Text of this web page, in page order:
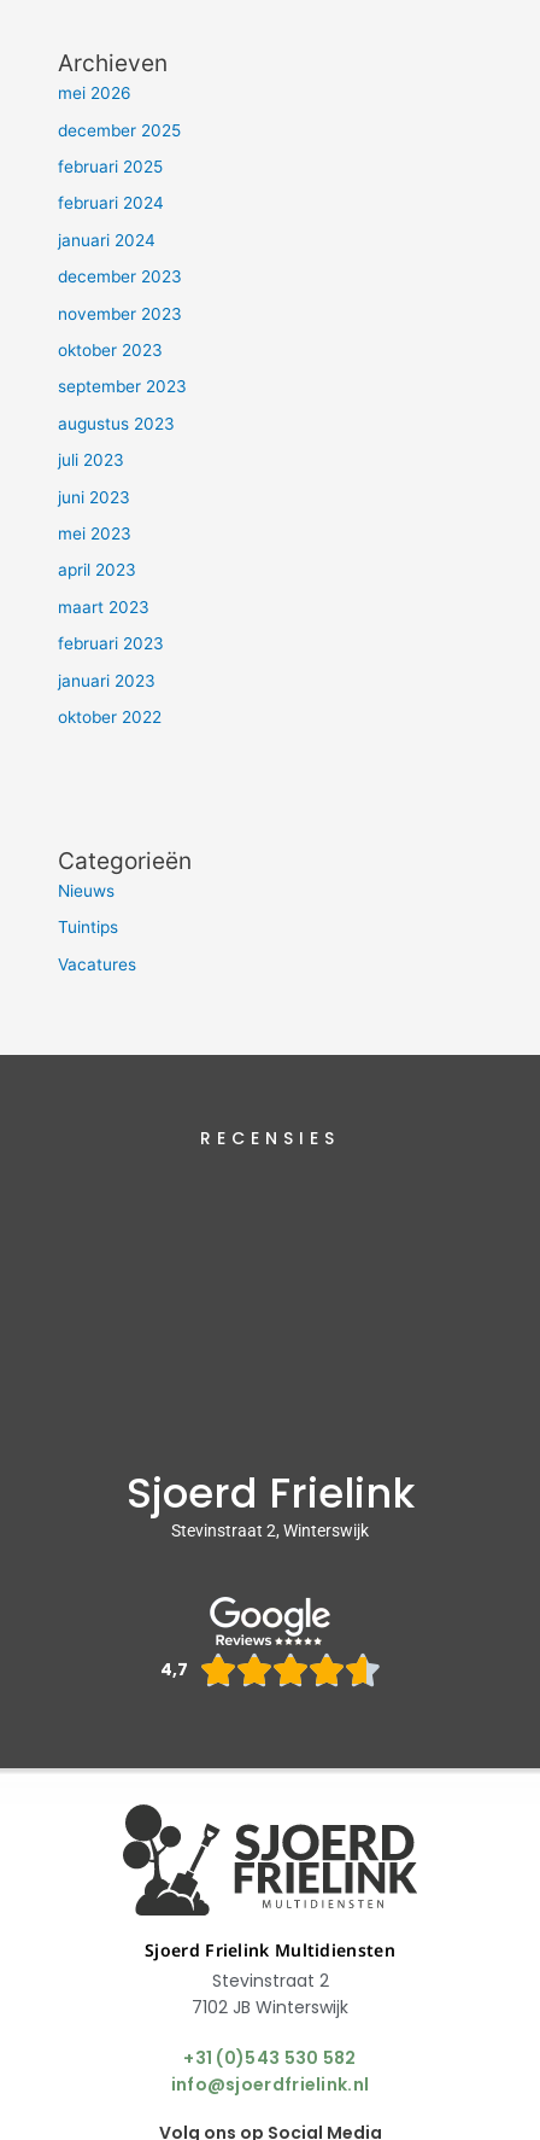
Archieven
mei 2026
december 2025
februari 2025
februari 2024
januari 2024
december 2023
november 2023
oktober 2023
september 2023
augustus 2023
juli 2023
juni 2023
mei 2023
april 2023
maart 2023
februari 2023
januari 2023
oktober 2022
Categorieën
Nieuws
Tuintips
Vacatures
RECENSIES
Sjoerd Frielink
Stevinstraat 2, Winterswijk
4,7 
Sjoerd Frielink Multidiensten
Stevinstraat 2
7102 JB Winterswijk
+31 (0)543 530 582
info@sjoerdfrielink.nl
Volg ons op Social Media